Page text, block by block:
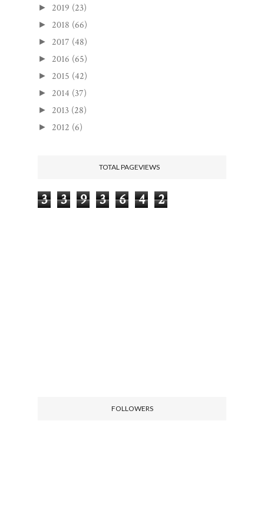
► 2019 (23)
► 2018 (66)
► 2017 (48)
► 2016 (65)
► 2015 (42)
► 2014 (37)
► 2013 (28)
► 2012 (6)
TOTAL PAGEVIEWS
3 3 9 3 6 4 2
FOLLOWERS